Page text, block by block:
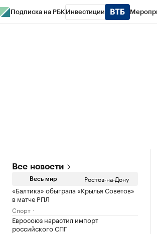
Подписка на РБК Инвестиции
Все новости
Весь мир Ростов-на-Дону
«Балтика» обыграла «Крылья Советов»
в матче РПЛ
Спорт
Евросоюз нарастил импорт
российского СПГ